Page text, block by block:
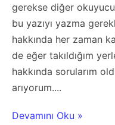
gerekse diğer
bu yazıyı yazma
hakkında her zaman
de eğer takıldığım
hakkında sorularım
arıyorum....
Devamını Oku »